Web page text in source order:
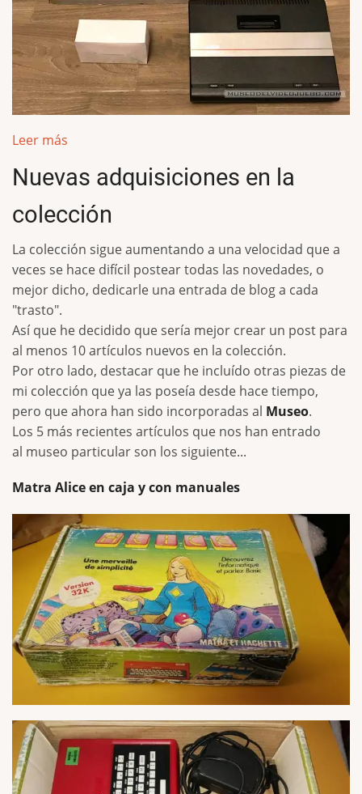
Leer más
Nuevas adquisiciones en la
colección
La colección sigue aumentando a una velocidad que a
veces se hace difícil postear todas las novedades, o
mejor dicho, dedicarle una entrada de blog a cada
"trasto".
Así que he decidido que sería mejor crear un post para
al menos 10 artículos nuevos en la colección.
Por otro lado, destacar que he incluído otras piezas de
mi colección que ya las poseía desde hace tiempo,
pero que ahora han sido incorporadas al Museo.
Los 5 más recientes artículos que nos han entrado
al museo particular son los siguiente...
Matra Alice en caja y con manuales